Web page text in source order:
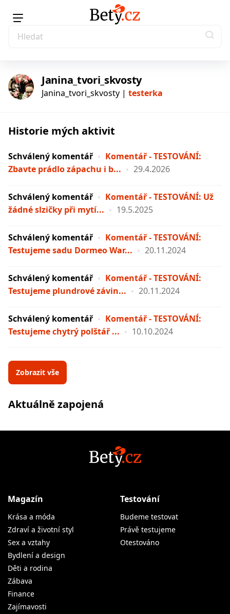
testerka
Janina_tvori_skvosty
Janina_tvori_skvosty | testerka
Historie mých aktivit
Schválený komentář
Komentář - TESTOVÁNÍ:
Zbavte prádlo zápachu i b...
29.4.2026
Schválený komentář
Komentář - TESTOVÁNÍ: Už
žádné slzičky při mytí...
19.5.2025
Schválený komentář
Komentář - TESTOVÁNÍ:
Testujeme sadu Dormeo War...
20.11.2024
Schválený komentář
Komentář - TESTOVÁNÍ:
Testujeme plundrové závin...
20.11.2024
Schválený komentář
Komentář - TESTOVÁNÍ:
Testujeme chytrý polštář ...
10.10.2024
Zobrazit vše
Aktuálně zapojená
Magazín
Krása a móda
Zdraví a životní styl
Sex a vztahy
Bydlení a design
Děti a rodina
Zábava
Finance
Zajímavosti
Testování
Budeme testovat
Právě testujeme
Otestováno